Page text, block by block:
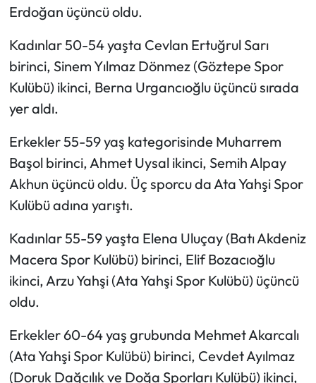
Erdoğan üçüncü oldu.
Kadınlar 50-54 yaşta Cevlan Ertuğrul Sarı
birinci, Sinem Yılmaz Dönmez (Göztepe Spor
Kulübü) ikinci, Berna Urgancıoğlu üçüncü sırada
yer aldı.
Erkekler 55-59 yaş kategorisinde Muharrem
Başol birinci, Ahmet Uysal ikinci, Semih Alpay
Akhun üçüncü oldu. Üç sporcu da Ata Yahşi Spor
Kulübü adına yarıştı.
Kadınlar 55-59 yaşta Elena Uluçay (Batı Akdeniz
Macera Spor Kulübü) birinci, Elif Bozacıoğlu
ikinci, Arzu Yahşi (Ata Yahşi Spor Kulübü) üçüncü
oldu.
Erkekler 60-64 yaş grubunda Mehmet Akarcalı
(Ata Yahşi Spor Kulübü) birinci, Cevdet Ayılmaz
(Doruk Dağcılık ve Doğa Sporları Kulübü) ikinci,